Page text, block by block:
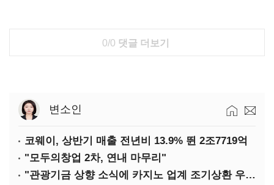
0/0 댓글 더보기
변소인
코웨이, 상반기 매출 전년비 13.9% 뛴 2조7719억
"모두의창업 2차, 연내 마무리"
"관광기금 상향 소식에 카지노 업계 조기상환 우려"